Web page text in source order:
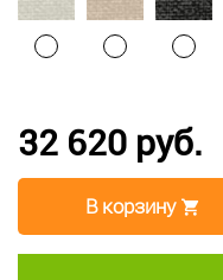
32 620 руб.
В корзину